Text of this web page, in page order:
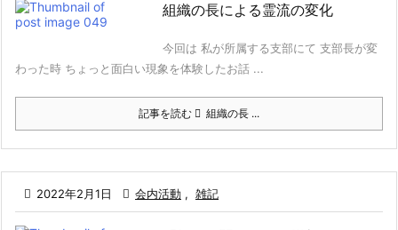
組織の長による霊流の変化
今回は 私が所属する支部にて 支部長が変
わった時 ちょっと面白い現象を体験したお話 ...
記事を読む 組織の長 ...
 2022年2月1日  会内活動 , 雑記